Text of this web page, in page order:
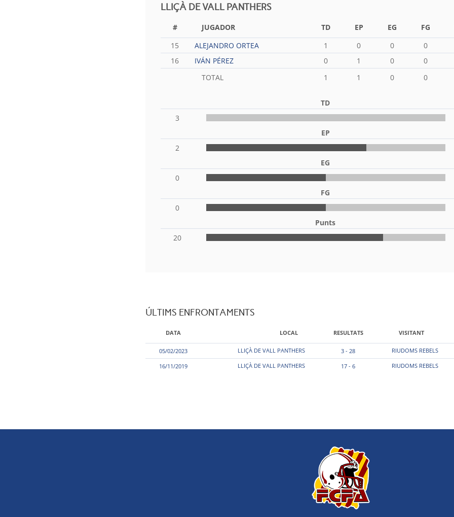
LLIÇÀ DE VALL PANTHERS
# JUGADOR TD EP EG FG
15
ALEJANDRO ORTEA 1 0 0 0
16
IVÁN PÉREZ 0 1 0 0
TOTAL
1 1 0 0
TD
3
EP
2
EG
0
FG
0
Punts
20
ÚLTIMS ENFRONTAMENTS
DATA LOCAL RESULTATS VISITANT
05/02/2023 LLIÇÀ DE VALL PANTHERS 3 - 28 RIUDOMS REBELS
16/11/2019
LLIÇÀ DE VALL PANTHERS 17 - 6 RIUDOMS REBELS